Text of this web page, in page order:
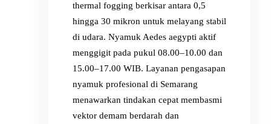
thermal fogging berkisar antara 0,5
hingga 30 mikron untuk melayang stabil
di udara. Nyamuk Aedes aegypti aktif
menggigit pada pukul 08.00–10.00 dan
15.00–17.00 WIB. Layanan pengasapan
nyamuk profesional di Semarang
menawarkan tindakan cepat membasmi
vektor demam berdarah dan